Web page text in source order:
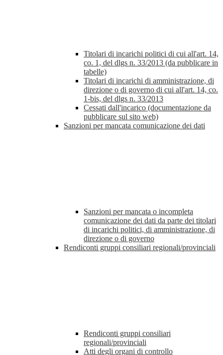
Titolari di incarichi politici di cui all'art. 14,
co. 1, del dlgs n. 33/2013 (da pubblicare in
tabelle)
Titolari di incarichi di amministrazione, di
direzione o di governo di cui all'art. 14, co.
1-bis, del dlgs n. 33/2013
Cessati dall'incarico (documentazione da
pubblicare sul sito web)
Sanzioni per mancata comunicazione dei dati
Sanzioni per mancata o incompleta
comunicazione dei dati da parte dei titolari
di incarichi politici, di amministrazione, di
direzione o di governo
Rendiconti gruppi consiliari regionali/provinciali
Rendiconti gruppi consiliari
regionali/provinciali
Atti degli organi di controllo